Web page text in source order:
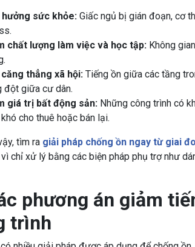
hưởng sức khỏe: Giấc ngủ bị gián đoạn, cơ
chất lượng làm việc và học tập: Không
căng thẳng xã hội: Tiếng ồn giữa các tầng
đột giữa cư dân.
giá trị bất động sản: Những công trình có
cho thuê hoặc bán lại.
tìm ra giải pháp chống ồn ngay từ giai
vì chỉ xử lý bằng các biện pháp phụ trợ như
phương án giảm
trình